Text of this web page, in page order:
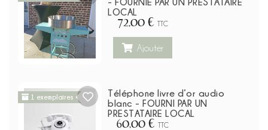
LOCAL
72,00 € TTC
Ajouter
1 exemplaires
Téléphone livre d’or audio
blanc - FOURNI PAR UN
PRESTATAIRE LOCAL
60,00 € TTC